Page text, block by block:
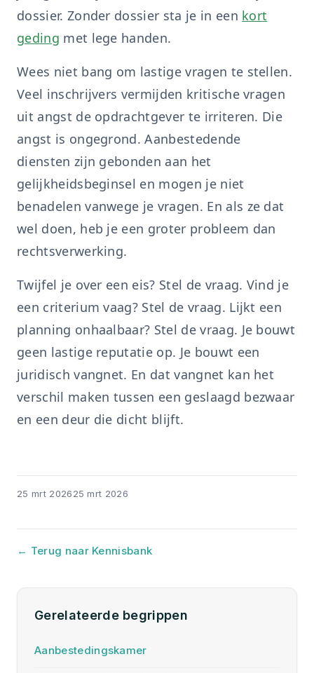
dossier. Zonder dossier sta je in een kort
geding met lege handen.
Wees niet bang om lastige vragen te stellen.
Veel inschrijvers vermijden kritische vragen
uit angst de opdrachtgever te irriteren. Die
angst is ongegrond. Aanbestedende
diensten zijn gebonden aan het
gelijkheidsbeginsel en mogen je niet
benadelen vanwege je vragen. En als ze dat
wel doen, heb je een groter probleem dan
rechtsverwerking.
Twijfel je over een eis? Stel de vraag. Vind je
een criterium vaag? Stel de vraag. Lijkt een
planning onhaalbaar? Stel de vraag. Je bouwt
geen lastige reputatie op. Je bouwt een
juridisch vangnet. En dat vangnet kan het
verschil maken tussen een geslaagd bezwaar
en een deur die dicht blijft.
← Terug naar Kennisbank
25 mrt 202625 mrt 2026
Gerelateerde begrippen
Aanbestedingskamer